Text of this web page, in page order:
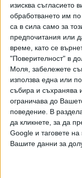
изисква съгласието
обработването им
са в сила само за
предпочитания или
време, като се
"Поверителност" в
Моля, забележете
използва една или
събира и съхранява
ограничава до
поведение. В
да кликнете, за да
Google и таговете на
Вашите данни за
електроцентрали,
на руски компании,
Заради кризата
затворени, както и
и нощни заведения.
хранителната
работят без
Енергийната криза
което вече страда
стоки, гориво,
седмици в няколко